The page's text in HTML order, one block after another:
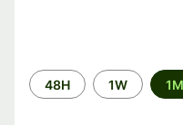
ระยะ
เวลา
48H 1W 1M